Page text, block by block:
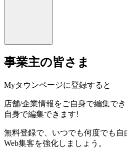
事業主の皆さま
Myタウンページに登録すると
店舗/企業情報をご自身で編集で
自身で編集できます!
無料登録で、いつでも何度でも自
Web集客を強化しましょう。